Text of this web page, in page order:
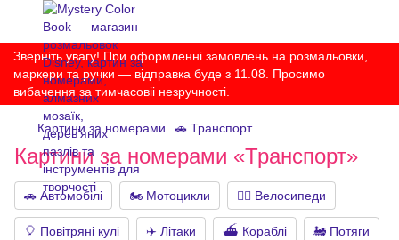
Зверніть увагу! При оформленні замовлень на розмальовки,
маркери та ручки — відправка буде з 11.08. Просимо
вибачення за тимчасовіі незручності.
Картини за номерами 🚗 Транспорт
Картини за номерами «Транспорт»
🚗 Автомобілі 🏍️ Мотоцикли 🚴‍♀️ Велосипеди
🎈 Повітряні кулі ✈️ Літаки ⛴ Кораблі 🚂 Потяги